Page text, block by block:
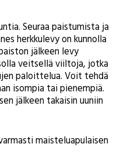
Seuraa paistumista ja
herkkulevy on kunnolla
jälkeen levy
veitsellä viiltoja, jotka
paloittelua. Voit tehdä
isompia tai pienempiä.
jälkeen takaisin uuniin
maisteluapulaisen